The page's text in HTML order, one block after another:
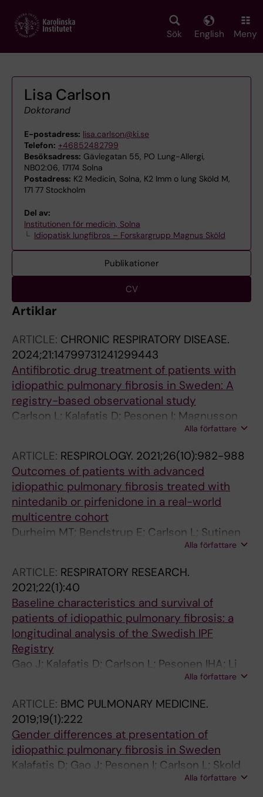
main
Sök English Meny
Lisa Carlson
Doktorand
E-postadress: lisa.carlson@ki.se
Telefon: +46852482799
Besöksadress: Gävlegatan 55, PO Lung-Allergi,
NB02:06, 17174 Solna
Postadress: K2 Medicin, Solna, K2 Imm o lung Sköld M,
171 77 Stockholm
Del av:
Institutionen för medicin, Solna
Idiopatisk lungfibros – Forskargrupp Magnus Sköld
Publikationer
CV
Artiklar
ARTICLE: CHRONIC RESPIRATORY DISEASE.
2024;21:14799731241299443
Antifibrotic drug treatment of patients with
idiopathic pulmonary fibrosis in Sweden: A
registry-based observational study
Carlson L; Kalafatis D; Pesonen I; Magnusson
Alla författare
ARTICLE: RESPIROLOGY. 2021;26(10):982-988
Outcomes of patients with advanced
idiopathic pulmonary fibrosis treated with
nintedanib or pirfenidone in a real-world
multicentre cohort
Durheim MT; Bendstrup E; Carlson L; Sutinen
EM; Hyldgaard C; Kalafatis D; Myllarniemi M;
Alla författare
ARTICLE: RESPIRATORY RESEARCH.
2021;22(1):40
Baseline characteristics and survival of
patients of idiopathic pulmonary fibrosis: a
longitudinal analysis of the Swedish IPF
Registry
Gao J; Kalafatis D; Carlson L; Pesonen IHA; Li
C-X; Wheelock A; Magnusson JM; Skold CM
Alla författare
ARTICLE: BMC PULMONARY MEDICINE.
2019;19(1):222
Gender differences at presentation of
idiopathic pulmonary fibrosis in Sweden
Kalafatis D; Gao J; Pesonen I; Carlson L; Skold
Alla författare